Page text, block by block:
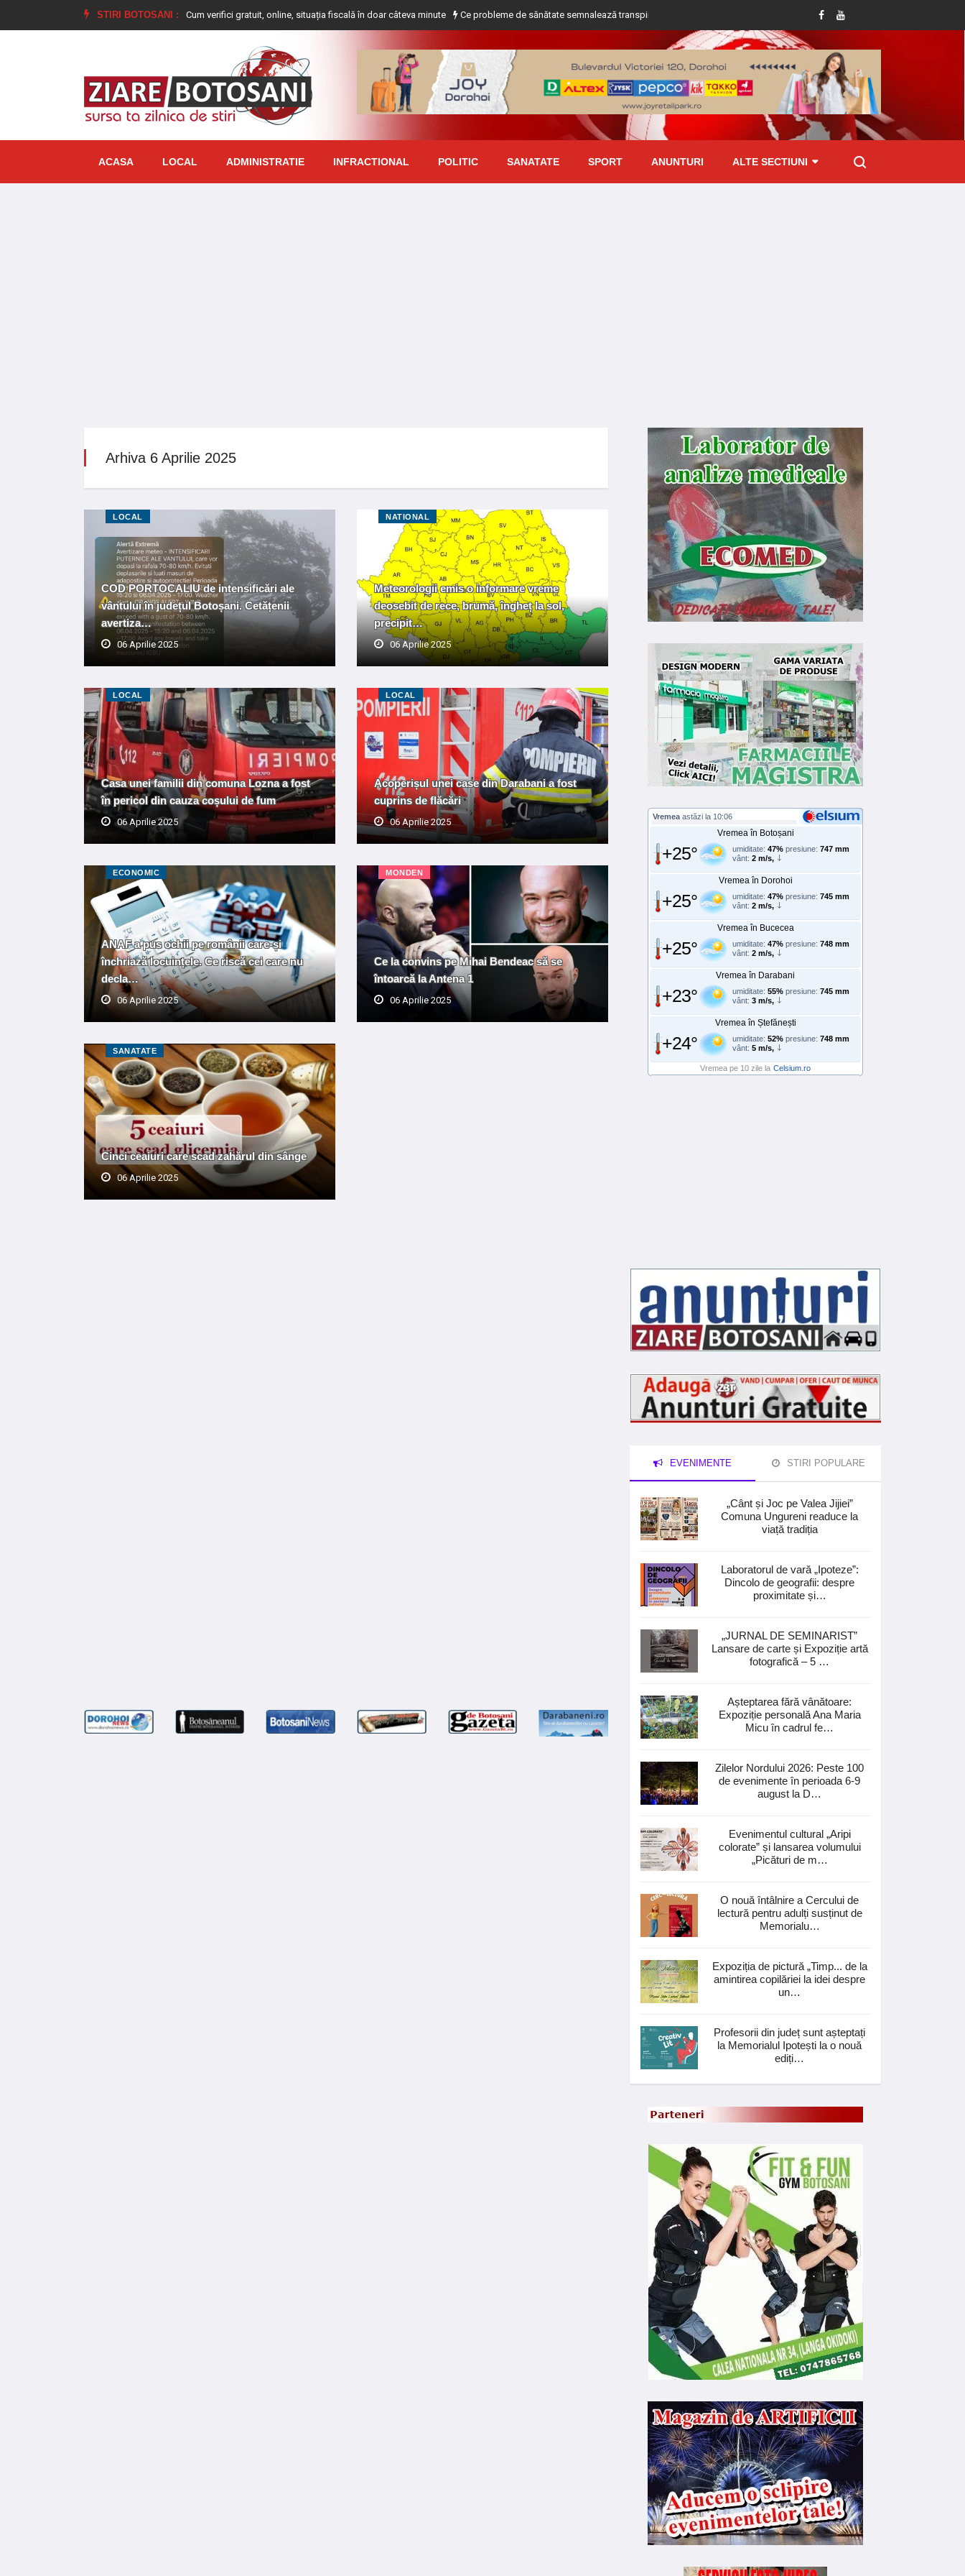
STIRI BOTOSANI :
Ai datorii la ANAF? Cum verifici gratuit, online, situația fiscală în doar câteva minute Ce probleme de sănătate semnalează transpirația excesivă Tânără ajunsă la Spitalul Dorohoi cu tot cu mixer, după ce și-a prins
ACASA LOCAL ADMINISTRATIE INFRACTIONAL POLITIC SANATATE SPORT ANUNTURI ALTE SECTIUNI
Arhiva 6 Aprilie 2025
LOCAL
COD PORTOCALIU de intensificări ale
vântului în județul Botoșani. Cetățenii
avertiza…
06 Aprilie 2025
NATIONAL
Meteorologii emis o informare vreme
deosebit de rece, brumă, îngheț la sol,
precipit…
06 Aprilie 2025
LOCAL
Casa unei familii din comuna Lozna a fost
în pericol din cauza coșului de fum
06 Aprilie 2025
LOCAL
Acoperișul unei case din Darabani a fost
cuprins de flăcări
06 Aprilie 2025
ECONOMIC
ANAF a pus ochii pe românii care-și
închriază locuințele. Ce riscă cei care nu
decla…
06 Aprilie 2025
MONDEN
Ce la convins pe Mihai Bendeac să se
întoarcă la Antena 1
06 Aprilie 2025
SANATATE
Cinci ceaiuri care scad zahărul din sânge
06 Aprilie 2025
Vremea astăzi la 10:06
Vremea în Botoșani
+25° umiditate: 47% presiune: 747 mm
vânt: 2 m/s,
Vremea în Dorohoi
+25° umiditate: 47% presiune: 745 mm
vânt: 2 m/s,
Vremea în Bucecea
+25° umiditate: 47% presiune: 748 mm
vânt: 2 m/s,
Vremea în Darabani
+23° umiditate: 55% presiune: 745 mm
vânt: 3 m/s,
Vremea în Ștefănești
+24° umiditate: 52% presiune: 748 mm
vânt: 5 m/s,
Vremea pe 10 zile la Celsium.ro
EVENIMENTE STIRI POPULARE
„Cânt și Joc pe Valea Jijiei”
Comuna Ungureni readuce la
viață tradiția
Laboratorul de vară „Ipoteze”:
Dincolo de geografii: despre
proximitate și…
„JURNAL DE SEMINARIST”
Lansare de carte și Expoziție artă
fotografică – 5 …
Așteptarea fără vânătoare:
Expoziție personală Ana Maria
Micu în cadrul fe…
Zilelor Nordului 2026: Peste 100
de evenimente în perioada 6-9
august la D…
Evenimentul cultural „Aripi
colorate” și lansarea volumului
„Picături de m…
O nouă întâlnire a Cercului de
lectură pentru adulți susținut de
Memorialu…
Expoziția de pictură „Timp... de la
amintirea copilăriei la idei despre
un…
Profesorii din județ sunt așteptați
la Memorialul Ipotești la o nouă
ediți…